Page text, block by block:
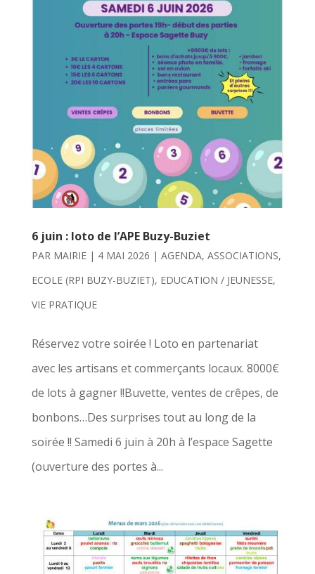
6 juin : loto de l’APE Buzy-Buziet
PAR MAIRIE| 4 MAI 2026 | AGENDA, ASSOCIATIONS,
ECOLE (RPI BUZY-BUZIET), EDUCATION / JEUNESSE,
VIE PRATIQUE
Réservez votre soirée ! Loto en partenariat
avec les artisans et commerçants locaux. 8000€
de lots à gagner !!Buvette, ventes de crêpes, de
bonbons…Des surprises tout au long de la
soirée !! Samedi 6 juin à 20h à l’espace Sagette
(ouverture des portes à...